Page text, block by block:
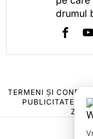
drumul
TERMENI ȘI CONDIȚII
PUBLICITATE